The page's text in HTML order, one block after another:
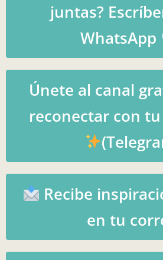
juntas?
WhatsApp
Únete al canal
reconectar con
Recibe
en tu